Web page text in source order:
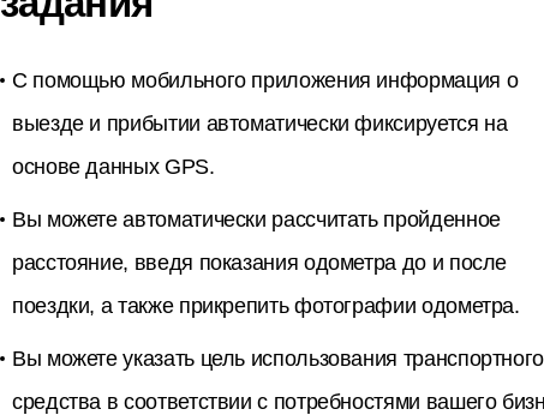
С помощью мобильного приложения информация о
выезде и прибытии автоматически фиксируется на
основе данных GPS.
Вы можете автоматически рассчитать пройденное
расстояние, введя показания одометра до и после
поездки, а также прикрепить фотографии одометра.
Вы можете указать цель использования транспортного
средства в соответствии с потребностями вашего